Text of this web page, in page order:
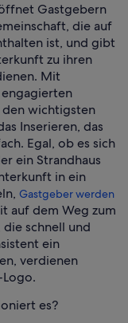
Gastgebern
die auf
ist, und gibt
zu ihren
Mit
den wichtigsten
Inserieren, das
Egal, ob es sich
ein Strandhaus
in ein
Gastgeber werden
auf dem Weg zum
schnell und
ein
verdienen
es?